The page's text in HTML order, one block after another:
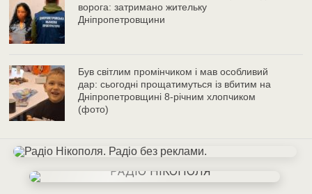
ворога: затримано жительку
Дніпропетровщини
Був світлим промінчиком і мав особливий
дар: сьогодні прощатимуться із вбитим на
Дніпропетровщині 8-річним хлопчиком
(фото)